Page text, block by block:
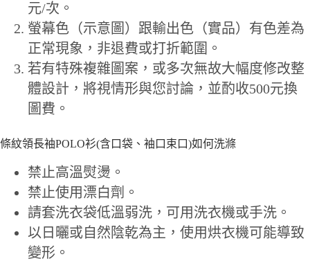
元/次。
螢幕色（示意圖）跟輸出色（實品）有色差為
正常現象，非退費或打折範圍。
若有特殊複雜圖案，或多次無故大幅度修改整
體設計，將視情形與您討論，並酌收500元換
圖費。
條紋領長袖POLO衫(含口袋、袖口束口)如何洗滌
禁止高溫熨燙。
禁止使用漂白劑。
請套洗衣袋低溫弱洗，可用洗衣機或手洗。
以日曬或自然陰乾為主，使用烘衣機可能導致
變形。